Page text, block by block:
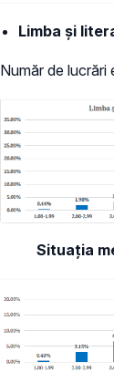
Limba şi
Număr de
Situația